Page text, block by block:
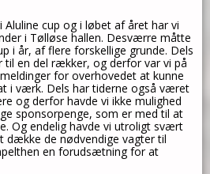
cup og i løbet af året har vi
i Tølløse hallen. Desværre måtte
i år, af flere forskellige grunde. Dels
til en del rækker, og derfor var vi på
for overhovedet at kunne
i værk. Dels har tiderne også været
og derfor havde vi ikke mulighed
sponsorpenge, som er med til at
Og endelig havde vi utroligt svært
dække de nødvendige vagter til
en forudsætning for at